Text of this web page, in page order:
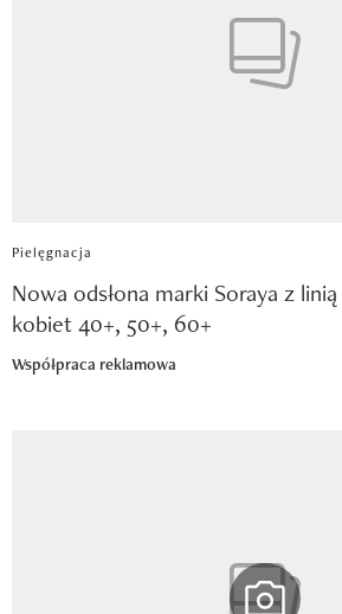
Pielęgnacja
Nowa odsłona marki Soraya z linią
kobiet 40+, 50+, 60+
Współpraca reklamowa